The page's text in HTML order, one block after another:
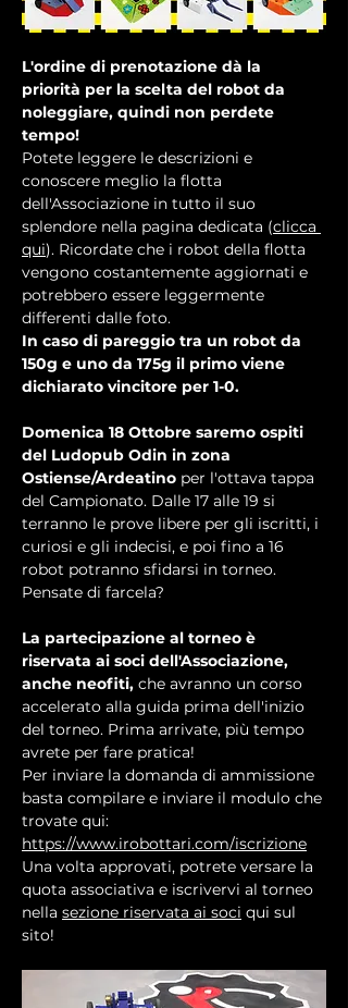
L'ordine di prenotazione dà la
priorità per la scelta del robot da
noleggiare, quindi non perdete
tempo!
Potete leggere le descrizioni e
conoscere meglio la flotta
dell'Associazione in tutto il suo
splendore nella pagina dedicata (clicca
qui). Ricordate che i robot della flotta
vengono costantemente aggiornati e
potrebbero essere leggermente
differenti dalle foto.
In caso di pareggio tra un robot da
150g e uno da 175g il primo viene
dichiarato vincitore per 1-0.
Domenica 18 Ottobre saremo ospiti
del Ludopub Odin in zona
Ostiense/Ardeatino per l'ottava tappa
del Campionato. Dalle 17 alle 19 si
terranno le prove libere per gli iscritti, i
curiosi e gli indecisi, e poi fino a 16
robot potranno sfidarsi in torneo.
Pensate di farcela?
La partecipazione al torneo è
riservata ai soci dell'Associazione,
anche neofiti, che avranno un corso
accelerato alla guida prima dell'inizio
del torneo. Prima arrivate, più tempo
avrete per fare pratica!
Per inviare la domanda di ammissione
basta compilare e inviare il modulo che
trovate qui:
https://www.irobottari.com/iscrizione
Una volta approvati, potrete versare la
quota associativa e iscrivervi al torneo
nella sezione riservata ai soci qui sul
sito!